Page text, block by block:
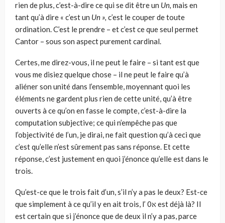
rien de plus, c’est-à-dire ce qui se dit être un Un, mais en
tant qu’à dire « c’est un Un », c’est le couper de toute
ordination. C’est le prendre – et c’est ce que seul per­met
Cantor – sous son aspect purement cardinal.
Certes, me direz-vous, il ne peut le faire – si tant est que
vous me disiez quelque chose – il ne peut le faire qu’à
aliéner son unité dans l’en­semble, moyennant quoi les
éléments ne gardent plus rien de cette unité, qu’à être
ouverts à ce qu’on en fasse le compte, c’est-à-dire la
computa­tion subjective; ce qui n’empêche pas que
l’objectivité de l’un, je dirai, ne fait question qu’à ceci que
c’est qu’elle n’est sûrement pas sans répon­se. Et cette
réponse, c’est justement en quoi j’énonce qu’elle est dans le
trois.
Qu’est-ce que le trois fait d’un, s’il n’y a pas le deux? Est-ce
que sim­plement à ce qu’il y en ait trois, l’ א0 est déjà là? Il
est certain que si j’énonce que de deux il n’y a pas, parce